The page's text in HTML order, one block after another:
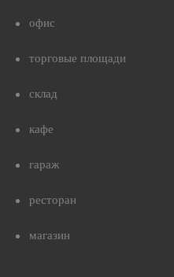
офис
торговые площади
склад
кафе
гараж
ресторан
магазин